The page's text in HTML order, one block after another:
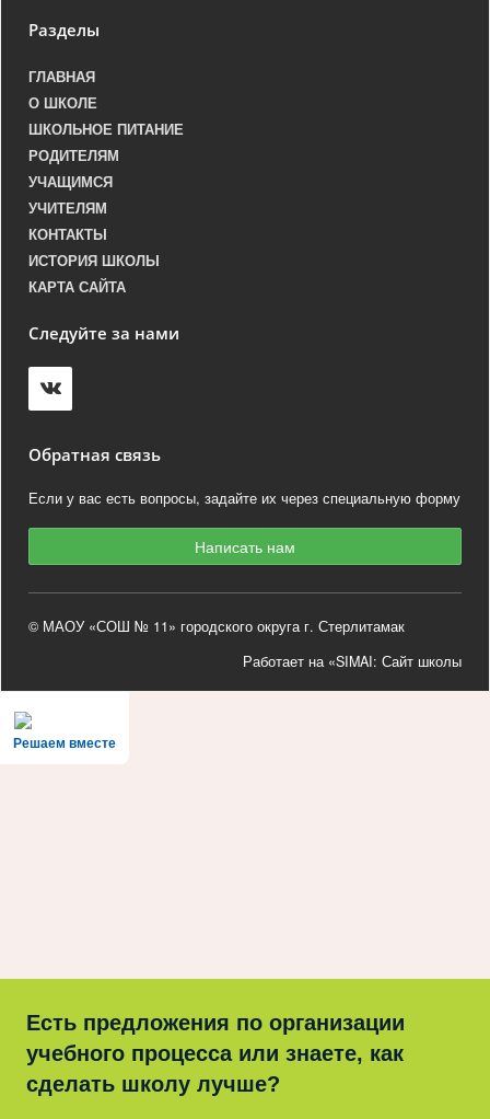
Разделы
ГЛАВНАЯ
О ШКОЛЕ
ШКОЛЬНОЕ ПИТАНИЕ
РОДИТЕЛЯМ
УЧАЩИМСЯ
УЧИТЕЛЯМ
КОНТАКТЫ
ИСТОРИЯ ШКОЛЫ
КАРТА САЙТА
Следуйте за нами
Обратная связь
Если у вас есть вопросы, задайте их через специальную форму
Написать нам
© МАОУ «СОШ № 11» городского округа г. Стерлитамак
Работает на «SIMAI: Сайт школы
Решаем вместе
Есть предложения по организации
учебного процесса или знаете, как
сделать школу лучше?